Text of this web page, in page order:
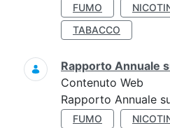
FUMO
TABACCO
Rapporto Annuale
Contenuto Web
Rapporto Annuale
FUMO